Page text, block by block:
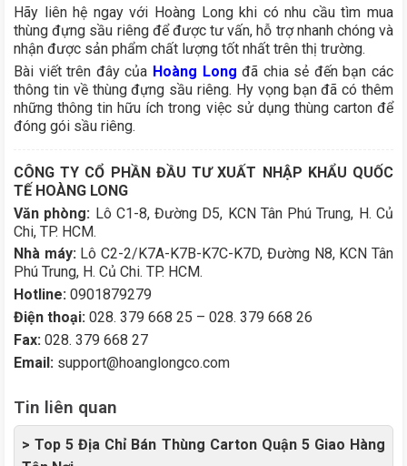
Hãy liên hệ ngay với Hoàng Long khi có nhu cầu tìm mua
thùng đựng sầu riêng để được tư vấn, hỗ trợ nhanh chóng và
nhận được sản phẩm chất lượng tốt nhất trên thị trường.
Bài viết trên đây của Hoàng Long đã chia sẻ đến bạn các
thông tin về thùng đựng sầu riêng. Hy vọng bạn đã có thêm
những thông tin hữu ích trong việc sử dụng thùng carton để
đóng gói sầu riêng.
CÔNG TY CỔ PHẦN ĐẦU TƯ XUẤT NHẬP KHẨU QUỐC
TẾ HOÀNG LONG
Văn phòng: Lô C1-8, Đường D5, KCN Tân Phú Trung, H. Củ
Chi, TP. HCM.
Nhà máy:Lô C2-2/K7A-K7B-K7C-K7D, Đường N8, KCN Tân
Phú Trung, H. Củ Chi. TP. HCM.
Hotline: 0901879279
Điện thoại: 028. 379 668 25 – 028. 379 668 26
Fax: 028. 379 668 27
Email: support@hoanglongco.com
Tin liên quan
> Top 5 Địa Chỉ Bán Thùng Carton Quận 5 Giao Hàng